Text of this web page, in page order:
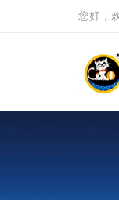
您好，